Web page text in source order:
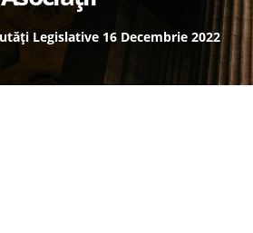
Legislative 16 Decembrie 2022